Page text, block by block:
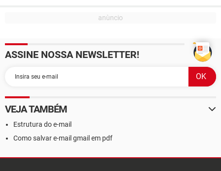
ASSINE NOSSA NEWSLETTER!
VEJA TAMBÉM
Estrutura do e-mail
Como salvar e-mail gmail em pdf